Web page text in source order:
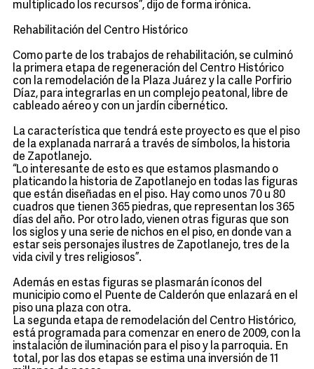
multiplicado los recursos”, dijo de forma irónica.
Rehabilitación del Centro Histórico
Como parte de los trabajos de rehabilitación, se culminó
la primera etapa de regeneración del Centro Histórico
con la remodelación de la Plaza Juárez y la calle Porfirio
Díaz, para integrarlas en un complejo peatonal, libre de
cableado aéreo y con un jardín cibernético.
La característica que tendrá este proyecto es que el piso
de la explanada narrará a través de símbolos, la historia
de Zapotlanejo.
“Lo interesante de esto es que estamos plasmando o
platicando la historia de Zapotlanejo en todas las figuras
que están diseñadas en el piso. Hay como unos 70 u 80
cuadros que tienen 365 piedras, que representan los 365
días del año. Por otro lado, vienen otras figuras que son
los siglos y una serie de nichos en el piso, en donde van a
estar seis personajes ilustres de Zapotlanejo, tres de la
vida civil y tres religiosos”.
Además en estas figuras se plasmarán íconos del
municipio como el Puente de Calderón que enlazará en el
piso una plaza con otra.
La segunda etapa de remodelación del Centro Histórico,
está programada para comenzar en enero de 2009, con la
instalación de iluminación para el piso y la parroquia. En
total, por las dos etapas se estima una inversión de 11